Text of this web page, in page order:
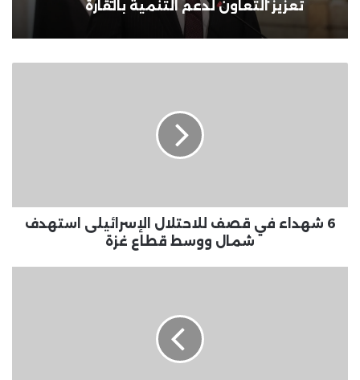
تعزيز التعاون لدعم التنمية بالقارة
ووسط
قطاع6 شهداء في قصف للاحتلال الإسرائيلى استهدف
شمال ووسط قطاع غزة